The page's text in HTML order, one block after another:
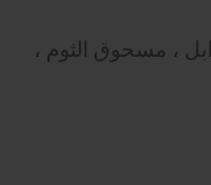
، مسحوق الثوم ،